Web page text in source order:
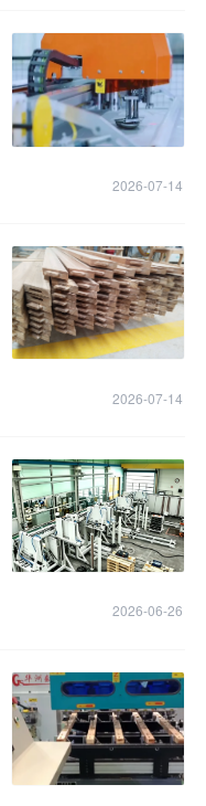
2026-07-14
2026-07-14
2026-06-26